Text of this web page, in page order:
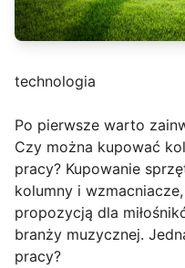
technologia
Po pierwsze warto
Czy można kupować
pracy? Kupowanie
kolumny i
propozycją dla
branży muzycznej.
pracy?